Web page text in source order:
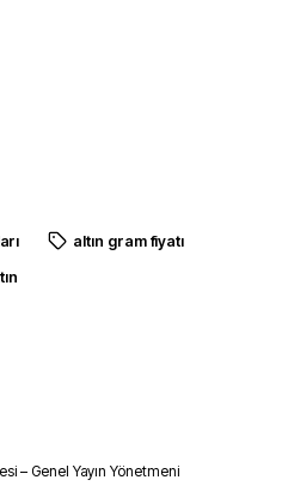
altın gram fiyatı
– Genel Yayın Yönetmeni